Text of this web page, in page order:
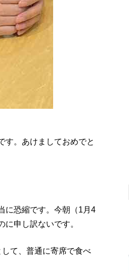
す。あけましておめでと
に恐縮です。今朝（1月4
申し訳ないです。
て、普通に寄席で食べ